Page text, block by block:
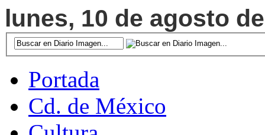
lunes, 10 de agosto
Portada
Cd. de México